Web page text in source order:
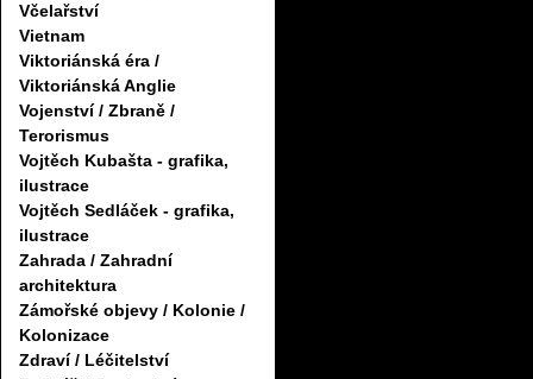
Včelařství
Vietnam
Viktoriánská éra /
Viktoriánská Anglie
Vojenství / Zbraně /
Terorismus
Vojtěch Kubašta - grafika,
ilustrace
Vojtěch Sedláček - grafika,
ilustrace
Zahrada / Zahradní
architektura
Zámořské objevy / Kolonie /
Kolonizace
Zdraví / Léčitelství